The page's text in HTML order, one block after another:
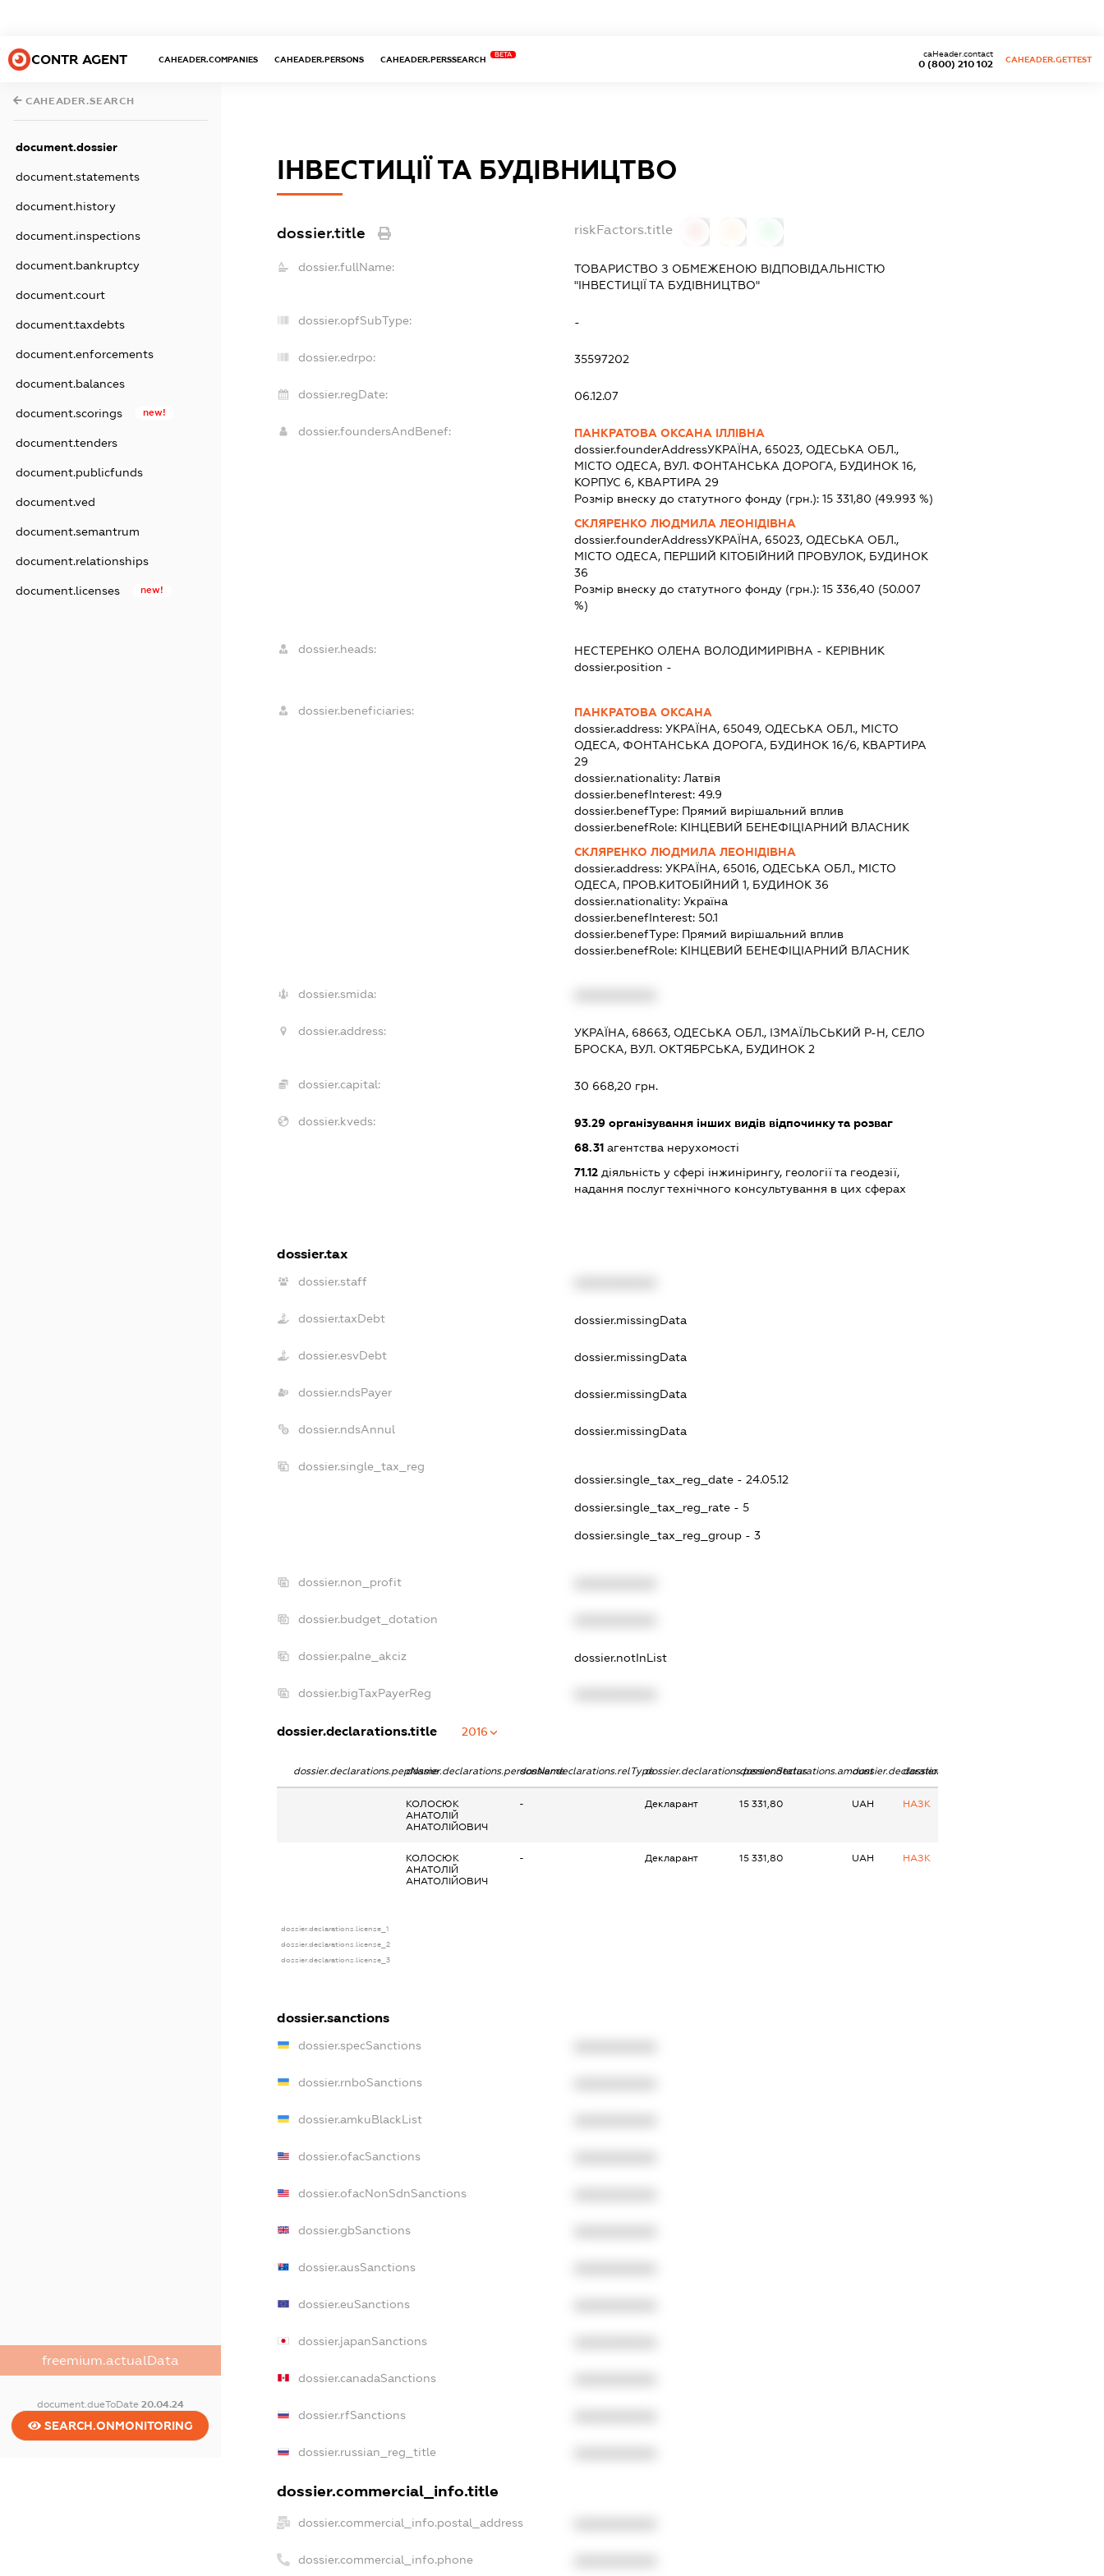
CONTR AGENT CAHEADER.COMPANIES CAHEADER.PERSONS CAHEADER.PERSSEARCH
BETA
0 (800) 210 102
caHeader.contact
CAHEADER.GETTEST
CAHEADER.SEARCH
document.dossier
document.statements
document.history
document.inspections
document.bankruptcy
document.court
document.taxdebts
document.enforcements
document.balances
document.scorings new!
document.tenders
document.publicfunds
document.ved
document.semantrum
document.relationships
document.licenses new!
freemium.actualData
document.dueToDate 20.04.24
SEARCH.ONMONITORING
ІНВЕСТИЦІЇ ТА БУДІВНИЦТВО
dossier.title riskFactors.title
dossier.fullName:
ТОВАРИСТВО З ОБМЕЖЕНОЮ ВІДПОВІДАЛЬНІСТЮ
"ІНВЕСТИЦІЇ ТА БУДІВНИЦТВО"
dossier.opfSubType: -
dossier.edrpo: 35597202
dossier.regDate: 06.12.07
dossier.foundersAndBenef:
ПАНКРАТОВА ОКСАНА ІЛЛІВНА
dossier.founderAddressУКРАЇНА, 65023, ОДЕСЬКА ОБЛ.,
МІСТО ОДЕСА, ВУЛ. ФОНТАНСЬКА ДОРОГА, БУДИНОК 16,
КОРПУС 6, КВАРТИРА 29
Розмір внеску до статутного фонду (грн.): 15 331,80 (49.993 %)
СКЛЯРЕНКО ЛЮДМИЛА ЛЕОНІДІВНА
dossier.founderAddressУКРАЇНА, 65023, ОДЕСЬКА ОБЛ.,
МІСТО ОДЕСА, ПЕРШИЙ КІТОБІЙНИЙ ПРОВУЛОК, БУДИНОК
36
Розмір внеску до статутного фонду (грн.): 15 336,40 (50.007
%)
dossier.heads: НЕСТЕРЕНКО ОЛЕНА ВОЛОДИМИРІВНА - КЕРІВНИК
dossier.position -
dossier.beneficiaries:
ПАНКРАТОВА ОКСАНА
dossier.address: УКРАЇНА, 65049, ОДЕСЬКА ОБЛ., МІСТО
ОДЕСА, ФОНТАНСЬКА ДОРОГА, БУДИНОК 16/6, КВАРТИРА
29
dossier.nationality: Латвія
dossier.benefInterest: 49.9
dossier.benefType: Прямий вирішальний вплив
dossier.benefRole: КІНЦЕВИЙ БЕНЕФІЦІАРНИЙ ВЛАСНИК
СКЛЯРЕНКО ЛЮДМИЛА ЛЕОНІДІВНА
dossier.address: УКРАЇНА, 65016, ОДЕСЬКА ОБЛ., МІСТО
ОДЕСА, ПРОВ.КИТОБІЙНИЙ 1, БУДИНОК 36
dossier.nationality: Україна
dossier.benefInterest: 50.1
dossier.benefType: Прямий вирішальний вплив
dossier.benefRole: КІНЦЕВИЙ БЕНЕФІЦІАРНИЙ ВЛАСНИК
dossier.smida:
dossier.address:
УКРАЇНА, 68663, ОДЕСЬКА ОБЛ., ІЗМАЇЛЬСЬКИЙ Р-Н, СЕЛО
БРОСКА, ВУЛ. ОКТЯБРСЬКА, БУДИНОК 2
dossier.capital: 30 668,20 грн.
dossier.kveds: 93.29організування інших видів відпочинку та розваг
68.31агентства нерухомості
71.12діяльність у сфері інжинірингу, геології та геодезії,
надання послуг технічного консультування в цих сферах
dossier.tax
dossier.staff
dossier.taxDebt dossier.missingData
dossier.esvDebt dossier.missingData
dossier.ndsPayer dossier.missingData
dossier.ndsAnnul dossier.missingData
dossier.single_tax_reg
dossier.single_tax_reg_date - 24.05.12
dossier.single_tax_reg_rate - 5
dossier.single_tax_reg_group - 3
dossier.non_profit
dossier.budget_dotation
dossier.palne_akciz dossier.notInList
dossier.bigTaxPayerReg
dossier.declarations.title 2016
dossier.declarations.pepNamedossier.declarations.personNamedossier.declarations.relTypedossier.declarations.personStatusdossier.declarations.amountdossier.declarations.currency
dossier.declarations.source
КОЛОСЮК
АНАТОЛІЙ
АНАТОЛІЙОВИЧ
- Декларант 15 331,80 UAH НАЗК
КОЛОСЮК
АНАТОЛІЙ
АНАТОЛІЙОВИЧ
- Декларант 15 331,80 UAH НАЗК
dossier.declarations.license_1
dossier.declarations.license_2
dossier.declarations.license_3
dossier.sanctions
dossier.specSanctions
dossier.rnboSanctions
dossier.amkuBlackList
dossier.ofacSanctions
dossier.ofacNonSdnSanctions
dossier.gbSanctions
dossier.ausSanctions
dossier.euSanctions
dossier.japanSanctions
dossier.canadaSanctions
dossier.rfSanctions
dossier.russian_reg_title
dossier.commercial_info.title
dossier.commercial_info.postal_address
dossier.commercial_info.phone